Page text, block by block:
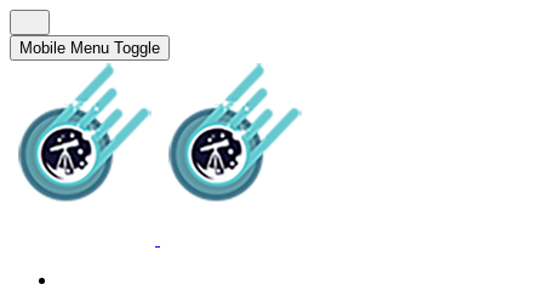
Mobile Menu Toggle